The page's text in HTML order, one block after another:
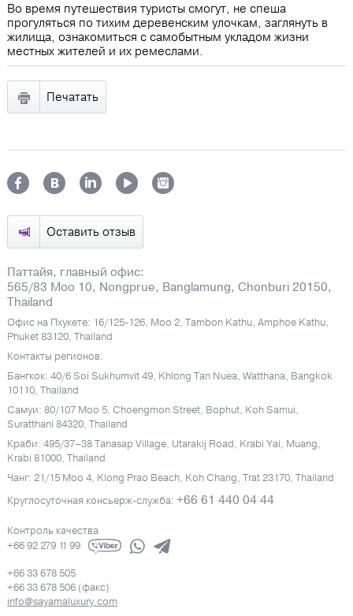
Оставить отзыв
Паттайя, главный офис:
565/83 Moo 10, Nongprue, Banglamung, Chonburi 20150,
Thailand
Офис на Пхукете: 16/125-126, Moo 2, Tambon Kathu, Amphoe Kathu,
Phuket 83120, Thailand
Контакты регионов:
Бангкок: 40/6 Soi Sukhumvit 49, Khlong Tan Nuea, Watthana, Bangkok
10110, Thailand
Самуи: 80/107 Moo 5, Choengmon Street, Bophut, Koh Samui,
Suratthani 84320, Thailand
Краби: 495/37–38 Tanasap Village, Utarakij Road, Krabi Yai, Muang,
Krabi 81000, Thailand
Чанг: 21/15 Moo 4, Klong Prao Beach, Koh Chang, Trat 23170, Thailand
Круглосуточная консьерж-служба: +66 61 440 04 44
Контроль качества
+66 92 279 11 99
+66 33 678 505
+66 33 678 506 (факс)
info@sayamaluxury.com
Во время путешествия туристы смогут, не спеша
прогуляться по тихим деревенским улочкам, заглянуть в
жилища, ознако­миться с самобытным укладом жизни
местных жителей и их ремеслами.
Печатать